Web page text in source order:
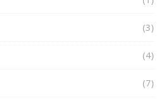
(3)
(4)
(7)